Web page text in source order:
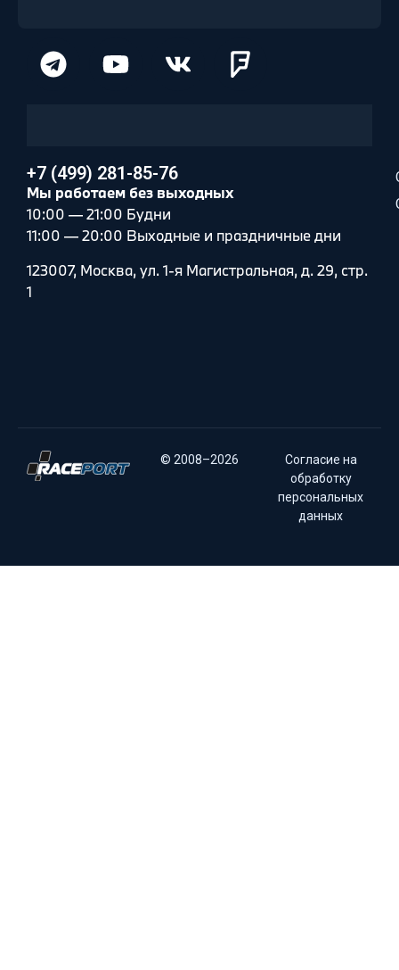
+7 (499) 281-85-76
Мы работаем без выходных
10:00 — 21:00 Будни
11:00 — 20:00 Выходные и праздничные дни
123007, Москва, ул. 1-я Магистральная, д. 29, стр.
1
© 2008–2026
Согласие на
обработку
персональных
данных